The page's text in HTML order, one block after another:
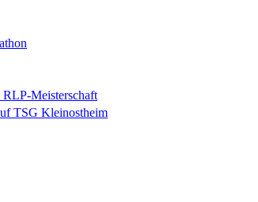
Meisterschaft
TSG Kleinostheim